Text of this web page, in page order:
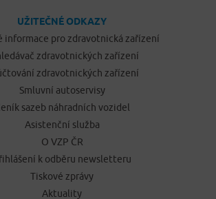
UŽITEČNÉ ODKAZY
informace pro zdravotnická zařízení
zdravotnických zařízení
zdravotnických zařízení
Smluvní autoservisy
sazeb náhradních vozidel
Asistenční služba
O VZP ČR
k odběru newsletteru
Tiskové zprávy
Aktuality